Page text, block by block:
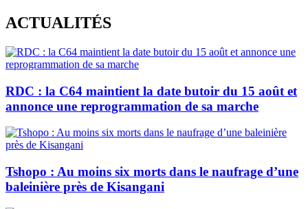
Skip
to
content
ACTUALITÉS
RDC : la C64 maintient la date butoir du 15 août et
annonce une reprogrammation de sa marche
Tshopo : Au moins six morts dans le naufrage d’une
baleinière près de Kisangani